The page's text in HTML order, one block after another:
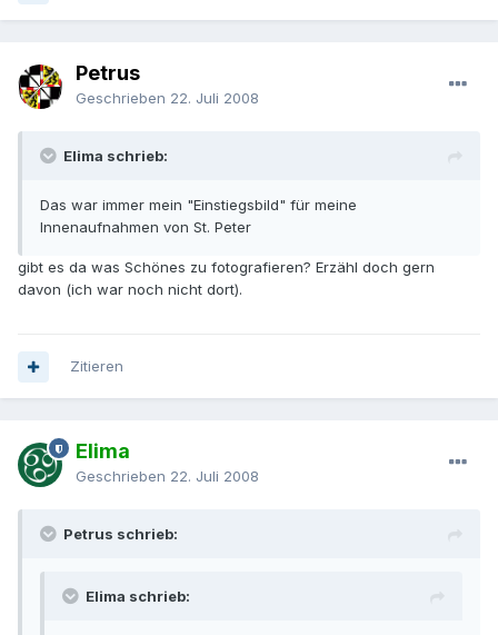
Petrus
Geschrieben 22. Juli 2008
Elima schrieb:
Das war immer mein "Einstiegsbild" für meine
Innenaufnahmen von St. Peter
gibt es da was Schönes zu fotografieren? Erzähl doch gern
davon (ich war noch nicht dort).
Zitieren
Elima
Geschrieben 22. Juli 2008
Petrus schrieb:
Elima schrieb: